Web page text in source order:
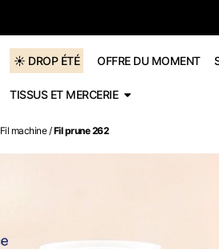
☀️ DROP ÉTÉ OFFRE DU MOMENT
TISSUS ET MERCERIE
Fil machine/Fil prune 262